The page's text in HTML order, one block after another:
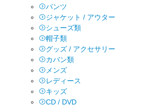
パンツ
ジャケット / アウター
シューズ類
帽子類
グッズ / アクセサリー
カバン類
メンズ
レディース
キッズ
CD / DVD